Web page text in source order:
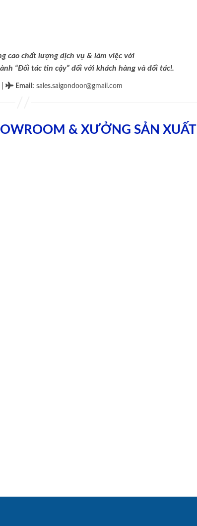
cao chất lượng dịch vụ & làm việc với
“Đối tác tin cậy” đối với khách hàng và đối tác!.
Email : sales.saigondoor@gmail.com
& XƯỞNG SẢN XUẤT